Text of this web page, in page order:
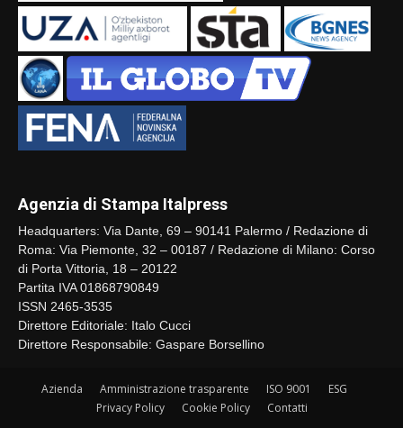
Agenzia di Stampa Italpress
Headquarters: Via Dante, 69 – 90141 Palermo / Redazione di
Roma: Via Piemonte, 32 – 00187 / Redazione di Milano: Corso
di Porta Vittoria, 18 – 20122
Partita IVA 01868790849
ISSN 2465-3535
Direttore Editoriale: Italo Cucci
Direttore Responsabile: Gaspare Borsellino
Azienda Amministrazione trasparente ISO 9001
ESG
Privacy Policy
Cookie Policy Contatti